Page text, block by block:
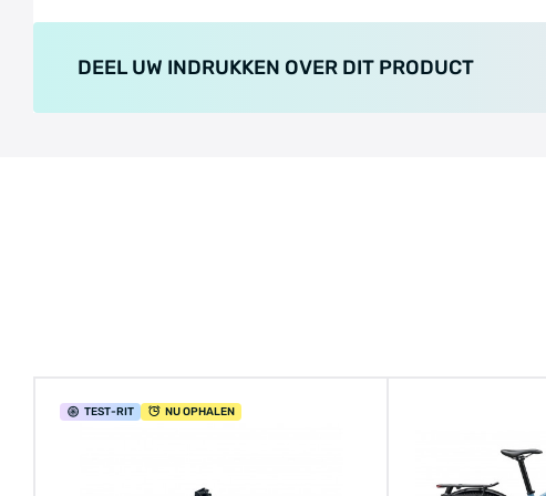
DEEL UW INDRUKKEN OVER DIT PRODUCT
TEST-RIT NU OPHALEN